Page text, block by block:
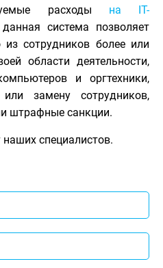
расходы на IT-
система позволяет
из сотрудников более или
области деятельности,
и оргтехники,
замену сотрудников,
штрафные санкции.
наших специалистов.